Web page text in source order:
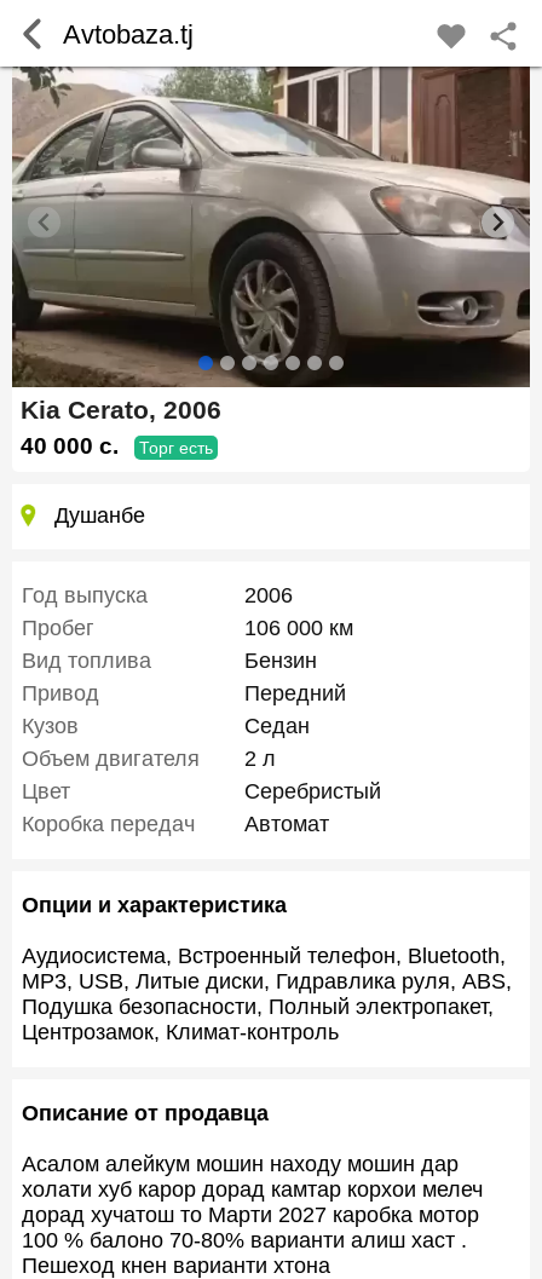
Kia Cerato, 2006
40 000 c. Торг есть
Душанбе
Год выпуска
2006
Пробег
106 000 км
Вид топлива
Бензин
Привод
Передний
Кузов
Седан
Объем двигателя
2 л
Цвет
Серебристый
Коробка передач
Автомат
Опции и характеристика
Аудиосистема, Встроенный телефон, Bluetooth,
MP3, USB, Литые диски, Гидравлика руля, ABS,
Подушка безопасности, Полный электропакет,
Центрозамок, Климат-контроль
Описание от продавца
Асалом алейкум мошин находу мошин дар
холати хуб карор дорад камтар корхои мелеч
дорад хучатош то Марти 2027 каробка мотор
100 % балоно 70-80% варианти алиш хаст .
Пешеход кнен варианти хтона
Avtobaza.tj